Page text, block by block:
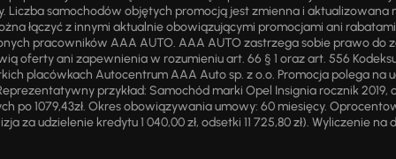
Liczba samochodów objętych promocją jest zmienna i
łączyć z innymi aktualnie obowiązującymi promocjami ani
pracowników AAA AUTO. AAA AUTO zastrzega sobie prawo
oferty ani zapewnienia w rozumieniu art. 66 § 1 oraz art. 556
placówkach Autocentrum AAA Auto sp. z o.o. Promocja polega na
przykład: Samochód marki Opel Insignia rocznik 2019,
po 1079,43zł. Okres obowiązywania umowy: 60 miesięcy.
za udzielenie kredytu 1 040,00 zł, odsetki 11 725,80 zł). Wyliczenie